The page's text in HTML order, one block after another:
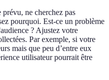
ne cherchez pas
pourquoi. Est-ce un problème
? Ajustez votre
Par exemple, si votre
mais que peu d’entre eux
utilisateur pourrait être